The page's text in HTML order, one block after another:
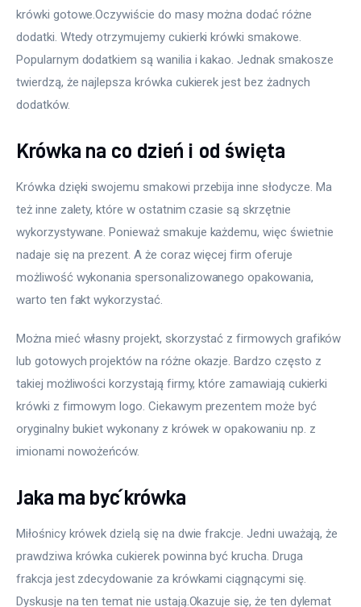
krówki gotowe.Oczywiście do masy można dodać różne
dodatki. Wtedy otrzymujemy cukierki krówki smakowe.
Popularnym dodatkiem są wanilia i kakao. Jednak smakosze
twierdzą, że najlepsza krówka cukierek jest bez żadnych
dodatków.
Krówka na co dzień i od święta
Krówka dzięki swojemu smakowi przebija inne słodycze. Ma
też inne zalety, które w ostatnim czasie są skrzętnie
wykorzystywane. Ponieważ smakuje każdemu, więc świetnie
nadaje się na prezent. A że coraz więcej firm oferuje
możliwość wykonania spersonalizowanego opakowania,
warto ten fakt wykorzystać.
Można mieć własny projekt, skorzystać z firmowych grafików
lub gotowych projektów na różne okazje. Bardzo często z
takiej możliwości korzystają firmy, które zamawiają cukierki
krówki z firmowym logo. Ciekawym prezentem może być
oryginalny bukiet wykonany z krówek w opakowaniu np. z
imionami nowożeńców.
Jaka ma być krówka
Miłośnicy krówek dzielą się na dwie frakcje. Jedni uważają, że
prawdziwa krówka cukierek powinna być krucha. Druga
frakcja jest zdecydowanie za krówkami ciągnącymi się.
Dyskusje na ten temat nie ustają.Okazuje się, że ten dylemat